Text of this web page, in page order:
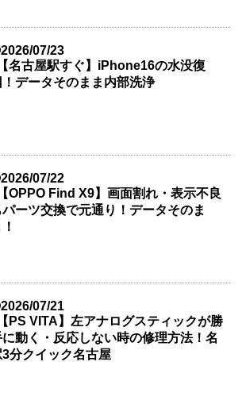
2026/07/23
【名古屋駅すぐ】iPhone16の水没復
！データそのまま内部洗浄
2026/07/22
【OPPO Find X9】画面割れ・表示不良
パーツ交換で元通り！データそのま
2026/07/21
【PS VITA】左アナログスティックが勝
に動く・反応しない時の修理方法！名
3分クイック名古屋